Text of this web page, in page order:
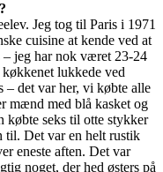
Jeg tog til Paris i 1971
cuisine at kende ved at
– jeg har nok været 23-24
lukkede ved
– det var her, vi købte alle
mænd med blå kasket og
købte seks til otte stykker
til. Det var en helt rustik
eneste aften. Det var
noget, der hed østers på